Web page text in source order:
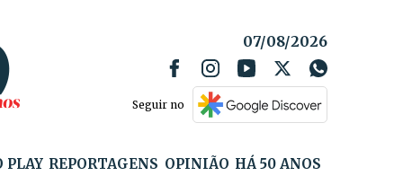
07/08/2026
Seguir no
PLAY REPORTAGENS OPINIÃO HÁ 50 ANOS